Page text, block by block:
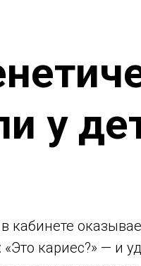
у
кабинете
кариес?» — и